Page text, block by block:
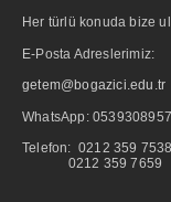
Her türlü konuda bize
E-Posta Adreslerimiz:
getem@bogazici.edu.tr
WhatsApp:
Telefon: 0212 359 7538
0212 359 7659